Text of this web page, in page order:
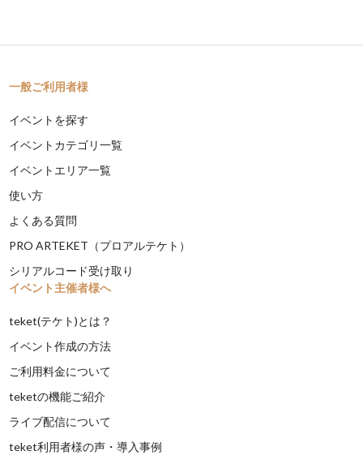
一般ご利用者様
イベントを探す
イベントカテゴリ一覧
イベントエリア一覧
使い方
よくある質問
PRO ARTEKET（プロアルテケト）
シリアルコード受け取り
イベント主催者様へ
teket(テケト)とは？
イベント作成の方法
ご利用料金について
teketの機能ご紹介
ライブ配信について
teket利用者様の声・導入事例